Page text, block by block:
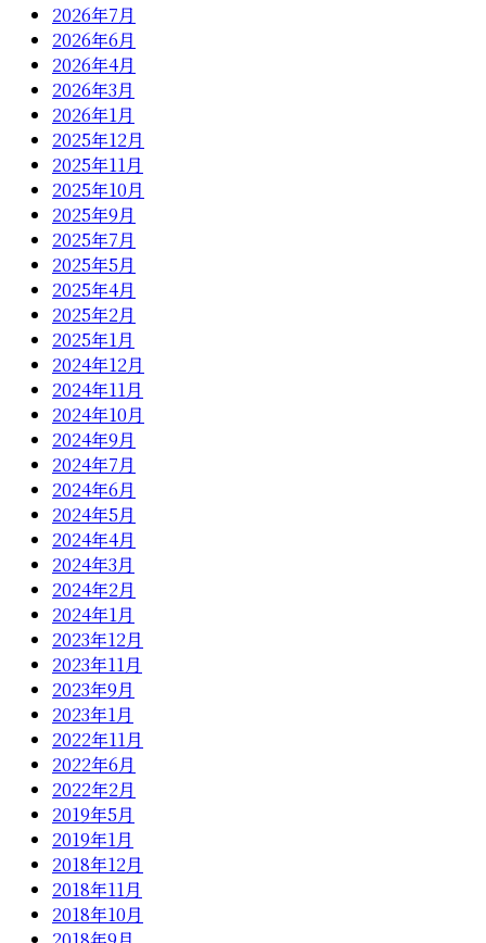
2026年7月
2026年6月
2026年4月
2026年3月
2026年1月
2025年12月
2025年11月
2025年10月
2025年9月
2025年7月
2025年5月
2025年4月
2025年2月
2025年1月
2024年12月
2024年11月
2024年10月
2024年9月
2024年7月
2024年6月
2024年5月
2024年4月
2024年3月
2024年2月
2024年1月
2023年12月
2023年11月
2023年9月
2023年1月
2022年11月
2022年6月
2022年2月
2019年5月
2019年1月
2018年12月
2018年11月
2018年10月